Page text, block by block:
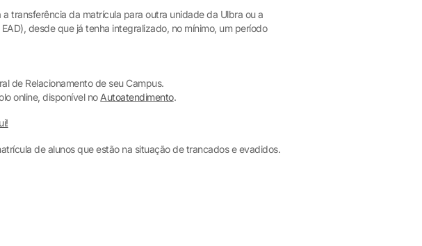
a transferência da matrícula para outra unidade da Ulbra ou a
desde que já tenha integralizado, no mínimo, um período
de Relacionamento de seu Campus.
online, disponível no Autoatendimento.
de alunos que estão na situação de trancados e evadidos.